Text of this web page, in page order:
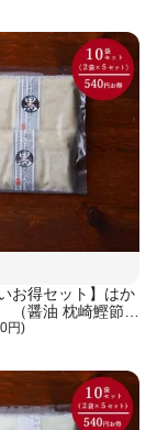
お得セット】はか
（醤油 枕崎鰹節
け 60g × 10個入
円)